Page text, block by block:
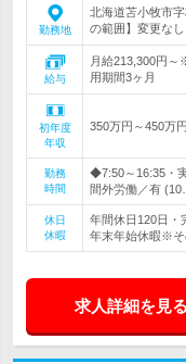
勤務地
北海道苫小牧市
の範囲】変更な
給与
月給213,300円
用期間3ヶ月
初年度
年収
350万円～450万円
勤務
時間
◆7:50～16:35・
間外労働／有 (10…
休日
休暇
年間休日120日・
年末年始休暇※そ
求人詳細を見る